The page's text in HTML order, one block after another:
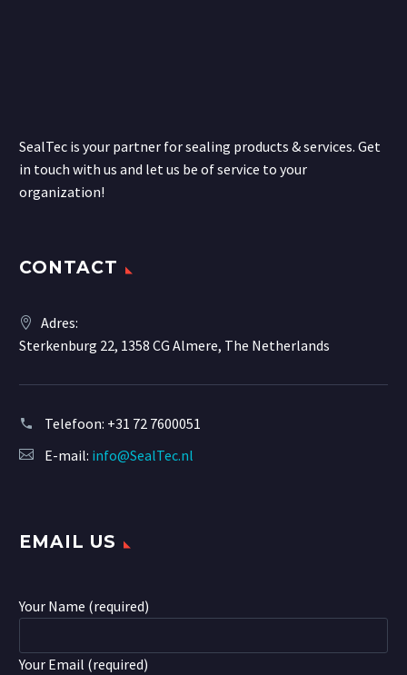
SealTec is your partner for sealing products & services. Get
in touch with us and let us be of service to your
organization!
CONTACT
Adres:
Sterkenburg 22, 1358 CG Almere, The Netherlands
Telefoon: +31 72 7600051
E-mail: info@SealTec.nl
EMAIL US
Your Name (required)
Your Email (required)